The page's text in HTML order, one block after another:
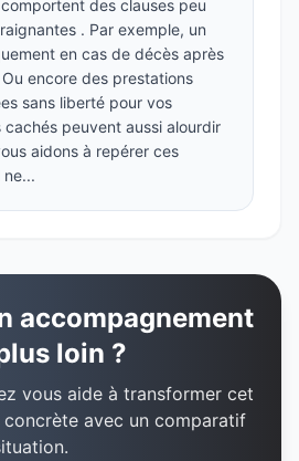
des clauses peu
. Par exemple, un
en cas de décès après
encore des prestations
sans liberté pour vos
cachés peuvent aussi alourdir
aidons à repérer ces
ne...
accompagnement
loin ?
vous aide à transformer cet
avec un comparatif